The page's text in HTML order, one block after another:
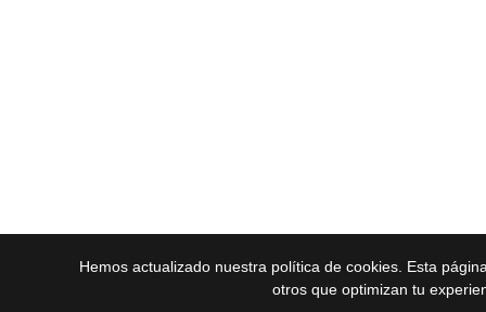
Hemos actualizado nuestra política de cookies. Esta
otros que optimizan tu